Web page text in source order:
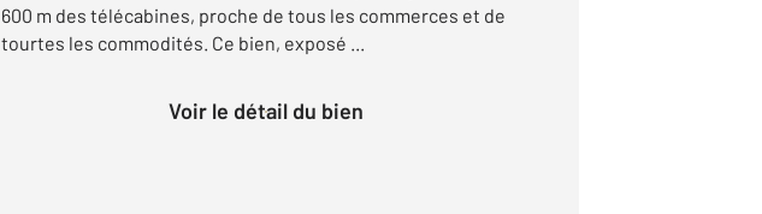
600 m des télécabines, proche de tous les commerces et de
tourtes les commodités. Ce bien, exposé ...
Voir le détail du bien